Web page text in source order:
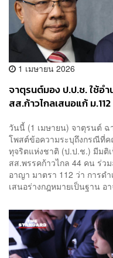
1 เมษายน 2026
จาตุรนต์มอง ป.ป.ช. ใช้อ
สส.ก้าวไกลเสนอแก้ ม
วันนี้ (1 เมษายน) จาตุรนต์
โพสต์ข้อความระบุถึงกรณีที่
ทุจริตแห่งชาติ (ป.ป.ช.) มีมติ
สส.พรรคก้าวไกล 44 คน ร่ว
อาญา มาตรา 112 ว่า การด
เสนอร่างกฎหมายเป็นฐาน อ